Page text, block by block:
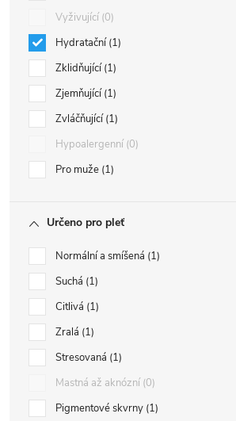
Vyživující 0
Hydratační 1
Zklidňující 1
Zjemňující 1
Zvláčňující 1
Hypoalergenní 0
Pro muže 1
Určeno pro pleť
Normální a smíšená 1
Suchá 1
Citlivá 1
Zralá 1
Stresovaná 1
Mastná až aknózní 0
Pigmentové skvrny 1